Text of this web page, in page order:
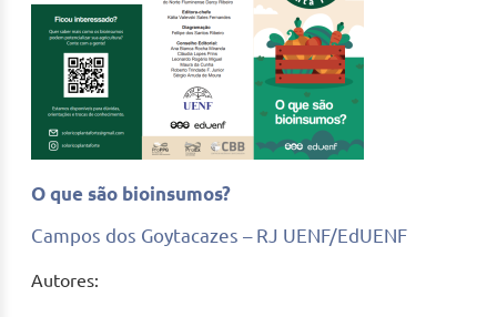
O que são bioinsumos?
Campos dos Goytacazes – RJ UENF/EdUENF
Autores: